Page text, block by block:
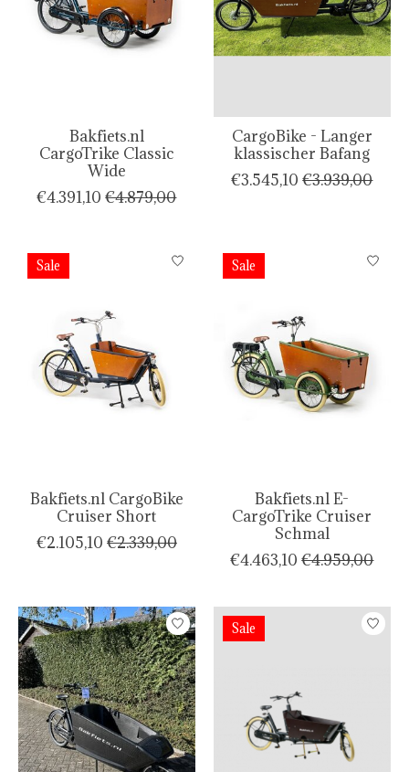
Bakfiets.nl
CargoTrike Classic
Wide
€4.391,10 €4.879,00
CargoBike - Langer
klassischer Bafang
€3.545,10 €3.939,00
Sale
Bakfiets.nl CargoBike
Cruiser Short
€2.105,10 €2.339,00
Sale
Bakfiets.nl E-
CargoTrike Cruiser
Schmal
€4.463,10 €4.959,00
Sale